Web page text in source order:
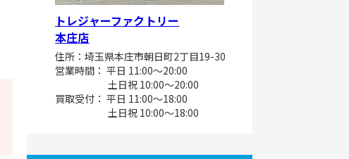
トレジャーファクトリー
本庄店
住所：埼玉県本庄市朝日町2丁目19-30
営業時間： 平日 11:00～20:00
土日祝 10:00～20:00
買取受付： 平日 11:00～18:00
土日祝 10:00～18:00